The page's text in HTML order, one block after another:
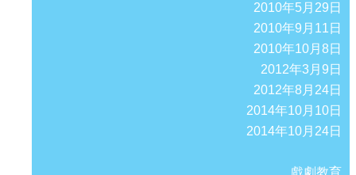
2010年5月29日
2010年9月11日
2010年10月8日
2012年3月9日
2012年8月24日
2014年10月10日
2014年10月24日
戲劇教育